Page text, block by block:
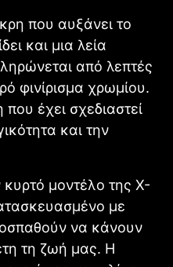
που αυξάνει το
και μια λεία
από λεπτές
φινίρισμα χρωμίου.
που έχει σχεδιαστεί
και την
μοντέλο της X-
με
να κάνουν
τη ζωή μας. Η